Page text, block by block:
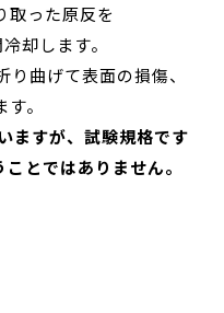
取った原反を
却します。
曲げて表面の損傷、
。
すが、試験規格です
とではありません。